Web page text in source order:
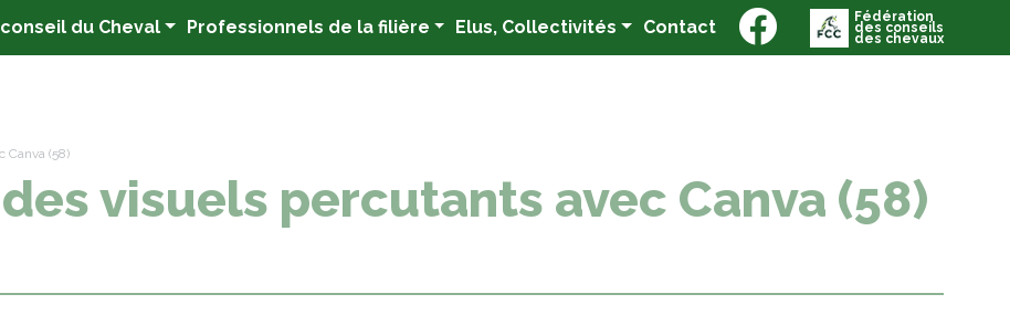
du Cheval Professionnels de la filière Elus, Collectivités Contact(current) Fédération
des conseils
des chevaux
(58)
visuels percutants avec Canva (58)